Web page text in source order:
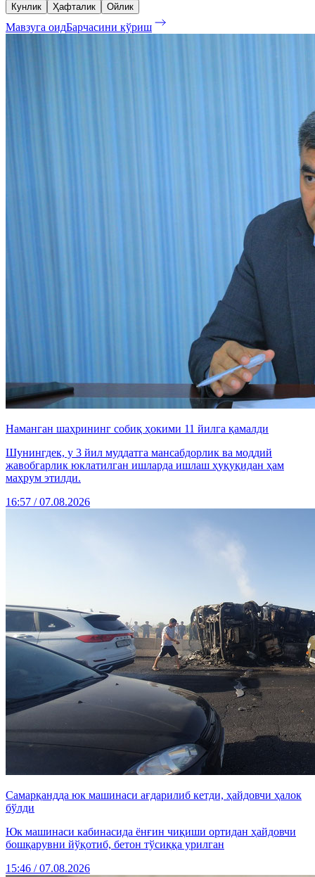
Кунлик Ҳафталик Ойлик
Мавзуга оидБарчасини кўриш
Наманган шаҳрининг собиқ ҳокими 11 йилга қамалди
Шунингдек, у 3 йил муддатга мансабдорлик ва моддий
жавобгарлик юклатилган ишларда ишлаш ҳуқуқидан ҳам
маҳрум этилди.
16:57 / 07.08.2026
Самарқандда юк машинаси ағдарилиб кетди, ҳайдовчи ҳалок
бўлди
Юк машинаси кабинасида ёнғин чиқиши ортидан ҳайдовчи
бошқарувни йўқотиб, бетон тўсиққа урилган
15:46 / 07.08.2026